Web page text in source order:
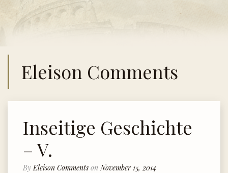
Eleison Comments
Inseitige Geschichte
– V.
By Eleison Comments on November 15, 2014